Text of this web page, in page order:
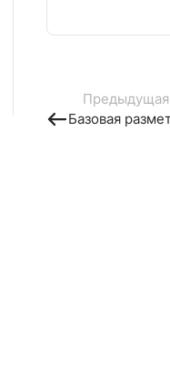
Предыдущая
Базовая